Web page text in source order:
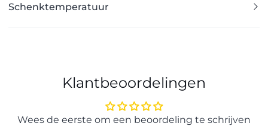
Schenktemperatuur
Klantbeoordelingen
Wees de eerste om een beoordeling te schrijven